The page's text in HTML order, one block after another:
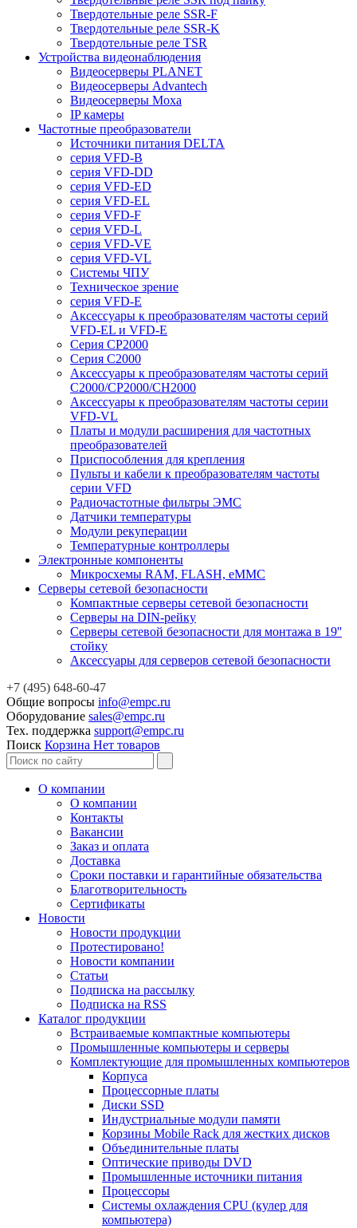
Твердотельные реле SSR-F
Твердотельные реле SSR-K
Твердотельные реле TSR
Устройства видеонаблюдения
Видеосерверы PLANET
Видеосерверы Advantech
Видеосерверы Moxa
IP камеры
Частотные преобразователи
Источники питания DELTA
серия VFD-B
серия VFD-DD
серия VFD-ED
серия VFD-EL
серия VFD-F
серия VFD-L
серия VFD-VE
серия VFD-VL
Системы ЧПУ
Техническое зрение
серия VFD-E
Аксессуары к преобразователям частоты серий
VFD-EL и VFD-E
Серия CP2000
Серия C2000
Аксессуары к преобразователям частоты серий
С2000/CP2000/CH2000
Аксессуары к преобразователям частоты серии
VFD-VL
Платы и модули расширения для частотных
преобразователей
Приспособления для крепления
Пульты и кабели к преобразователям частоты
серии VFD
Радиочастотные фильтры ЭМС
Датчики температуры
Модули рекуперации
Температурные контроллеры
Электронные компоненты
Микросхемы RAM, FLASH, eMMC
Серверы сетевой безопасности
Компактные серверы сетевой безопасности
Серверы на DIN-рейку
Серверы сетевой безопасности для монтажа в 19''
стойку
Аксессуары для серверов сетевой безопасности
+7 (495) 648-60-47
Общие вопросы info@empc.ru
Оборудование sales@empc.ru
Тех. поддержка support@empc.ru
Поиск Корзина Нет товаров
О компании
О компании
Контакты
Вакансии
Заказ и оплата
Доставка
Сроки поставки и гарантийные обязательства
Благотворительность
Сертификаты
Новости
Новости продукции
Протестировано!
Новости компании
Статьи
Подписка на рассылку
Подписка на RSS
Каталог продукции
Встраиваемые компактные компьютеры
Промышленные компьютеры и серверы
Комплектующие для промышленных компьютеров
Корпуса
Процессорные платы
Диски SSD
Индустриальные модули памяти
Корзины Mobile Rack для жестких дисков
Объединительные платы
Оптические приводы DVD
Промышленные источники питания
Процессоры
Системы охлаждения CPU (кулер для
компьютера)